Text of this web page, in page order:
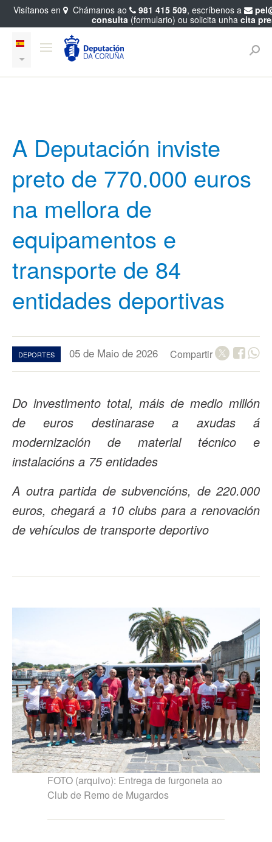
A Deputación inviste
preto de 770.000 euros
na mellora de
equipamentos e
transporte de 84
entidades deportivas
DEPORTES 05 de Maio de 2026 Compartir
Do investimento total, máis de medio millón
de euros destinarase a axudas á
modernización de material técnico e
instalacións a 75 entidades
A outra partida de subvencións, de 220.000
euros, chegará a 10 clubs para a renovación
de vehículos de transporte deportivo
FOTO (arquivo): Entrega de furgoneta ao
Club de Remo de Mugardos
Visítanos en Chámanos ao 981 415 509, escríbenos a
consulta (formulario) ou solicita unha cita